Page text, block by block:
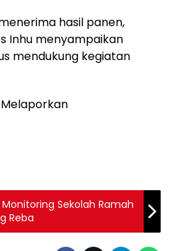
hasil panen,
Inhu menyampaikan
mendukung kegiatan
Melaporkan
Monitoring Sekolah Ramah
Reba